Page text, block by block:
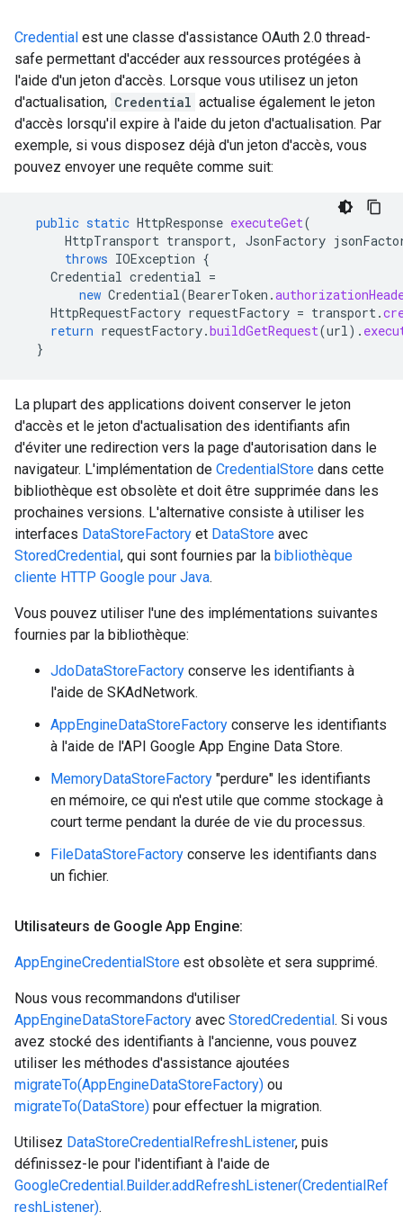
Credential est une classe d'assistance OAuth 2.0 thread-
safe permettant d'accéder aux ressources protégées à
l'aide d'un jeton d'accès. Lorsque vous utilisez un jeton
d'actualisation, Credential actualise également le jeton
d'accès lorsqu'il expire à l'aide du jeton d'actualisation. Par
exemple, si vous disposez déjà d'un jeton d'accès, vous
pouvez envoyer une requête comme suit:
public static HttpResponse executeGet(
HttpTransport transport, JsonFactory
throws IOException {
Credential credential =
new Credential(BearerToken .
HttpRequestFactory requestFactory = transport.
return requestFactory.buildGetRequest(url).
}
La plupart des applications doivent conserver le jeton
d'accès et le jeton d'actualisation des identifiants afin
d'éviter une redirection vers la page d'autorisation dans le
navigateur. L'implémentation de CredentialStore dans cette
bibliothèque est obsolète et doit être supprimée dans les
prochaines versions. L'alternative consiste à utiliser les
interfaces DataStoreFactory et DataStore avec
StoredCredential, qui sont fournies par la bibliothèque
cliente HTTP Google pour Java.
Vous pouvez utiliser l'une des implémentations suivantes
fournies par la bibliothèque:
JdoDataStoreFactory conserve les identifiants à
l'aide de SKAdNetwork.
AppEngineDataStoreFactory conserve les identifiants
à l'aide de l'API Google App Engine Data Store.
MemoryDataStoreFactory "perdure" les identifiants
en mémoire, ce qui n'est utile que comme stockage à
court terme pendant la durée de vie du processus.
FileDataStoreFactory conserve les identifiants dans
un fichier.
Utilisateurs de Google App Engine:
AppEngineCredentialStore est obsolète et sera supprimé.
Nous vous recommandons d'utiliser
AppEngineDataStoreFactory avec StoredCredential. Si vous
avez stocké des identifiants à l'ancienne, vous pouvez
utiliser les méthodes d'assistance ajoutées
migrateTo(AppEngineDataStoreFactory) ou
migrateTo(DataStore) pour effectuer la migration.
Utilisez DataStoreCredentialRefreshListener, puis
définissez-le pour l'identifiant à l'aide de
GoogleCredential.Builder.addRefreshListener(CredentialRef
reshListener).